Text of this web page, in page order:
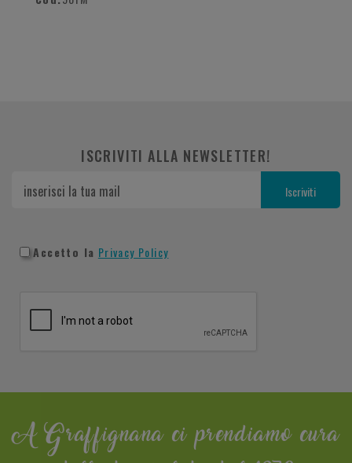
ISCRIVITI ALLA NEWSLETTER!
Accetto la Privacy Policy
A Graffignana ci prendiamo cura